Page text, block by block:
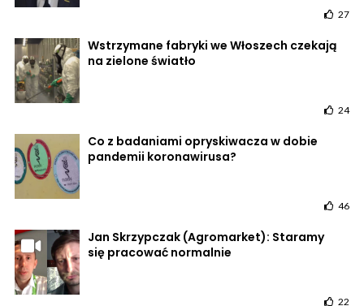
27
Wstrzymane fabryki we Włoszech czekają
na zielone światło
24
Co z badaniami opryskiwacza w dobie
pandemii koronawirusa?
46
Jan Skrzypczak (Agromarket): Staramy
się pracować normalnie
22